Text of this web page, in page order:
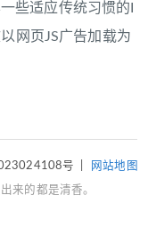
些适应传统习惯的I
网页JS广告加载为
号 网站地图
来的都是清香。